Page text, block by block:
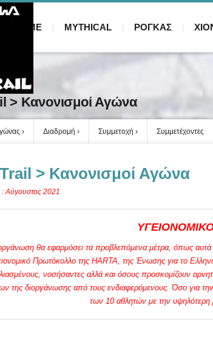
HOME MYTHICAL ΡΟΓΚΑΣ
> Κανονισμοί Αγώνα
Διαδρομή Συμμετοχή Συμμετέχοντες
> Κανονισμοί Αγώνα
Αύγουστος 2021
θα εφαρμόσει τα προβλεπόμενα μέτρα, όπως αυτά
Πρωτόκολλο της HARTA, της Ένωσης για το
νοσήσαντες αλλά και όσους προσκομίζουν
της διοργάνωσης από τους ενδιαφερόμενους. Όσο για
των 10 αθλητών με την υψηλότερη